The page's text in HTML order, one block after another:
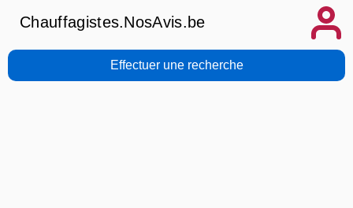
Chauffagistes.NosAvis.be
Effectuer une recherche